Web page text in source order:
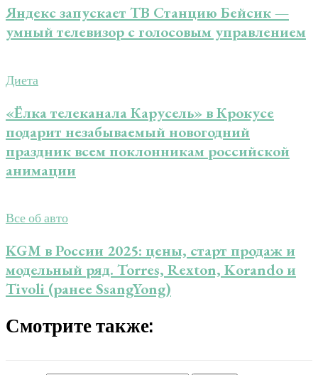
Яндекс запускает ТВ Станцию Бейсик —
умный телевизор с голосовым управлением
Диета
«Ёлка телеканала Карусель» в Крокусе
подарит незабываемый новогодний
праздник всем поклонникам российской
анимации
Все об авто
KGM в России 2025: цены, старт продаж и
модельный ряд. Torres, Rexton, Korando и
Tivoli (ранее SsangYong)
Смотрите также: